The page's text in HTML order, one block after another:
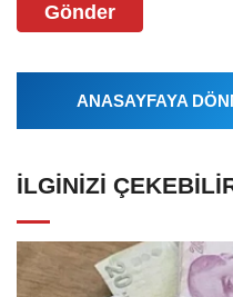
Gönder
ANASAYFAYA
İLGINIZI